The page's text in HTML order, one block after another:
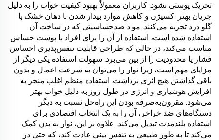
تحریک پوستی نشود. کاربران معمولاً بهبود کیفیت خواب را به دلیل
جریان بهتر اکسیژن و کاهش موارد بیدار شدن با دهان خشک یا
گلو درد تجربه می‌کنند. مواد ضد‌حساسیتی که در ساخت آن
استفاده شده است، استفاده از آن را برای افراد با پوست حساس
مناسب می‌کند، در حالی که طراحی قابلیت تنفس‌پذیری احساس
فشار یا محدودیت را از بین می‌برد. سهولت استفاده یکی دیگر از
مزایای مهم است، زیرا نوار را می‌توان به سرعت اعمال و بدون
باقی گذاشتن هیچ اثری برداشت. استفاده منظم اغلب منجر به
افزایش هوشیاری و انرژی در طول روز به دلیل خواب بهتر
می‌شود. مقرون‌به‌صرفه بودن این راه‌حل نسبت به دیگر
دستگاه‌های ضد خراخر، آن را به یک انتخاب اقتصادی برای
استفاده بلندمدت تبدیل می‌کند. علاوه بر این، نوار به بدن کمک
می‌کند تا به طور طبیعی به تنفس بینی عادت کند، که حتی در